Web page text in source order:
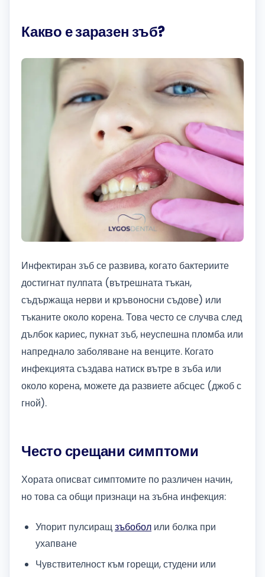
Какво е заразен зъб?
Инфектиран зъб се развива, когато бактериите
достигнат пулпата (вътрешната тъкан,
съдържаща нерви и кръвоносни съдове) или
тъканите около корена. Това често се случва след
дълбок кариес, пукнат зъб, неуспешна пломба или
напреднало заболяване на венците. Когато
инфекцията създава натиск вътре в зъба или
около корена, можете да развиете абсцес (джоб с
гной).
Често срещани симптоми
Хората описват симптомите по различен начин,
но това са общи признаци на зъбна инфекция:
Упорит пулсиращзъбобол или болка при
ухапване
Чувствителност към горещи, студени или